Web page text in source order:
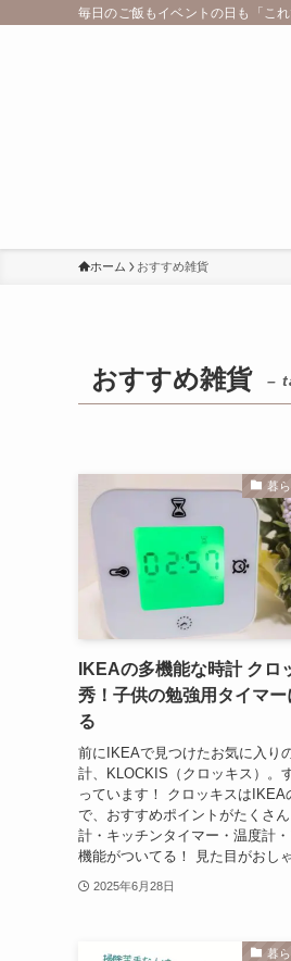
毎日のご飯もイベントの日も「こ
ホーム おすすめ雑貨
おすすめ雑貨 –
暮
IKEAの多機能な時計 クロ
秀！子供の勉強用タイマー
る
前にIKEAで見つけたお気に入り
計、KLOCKIS（クロッキス）。
っています！ クロッキスはIKEA
で、おすすめポイントがたくさ
計・キッチンタイマー・温度計
機能がついてる！ 見た目がおし
2025年6月28日
暮